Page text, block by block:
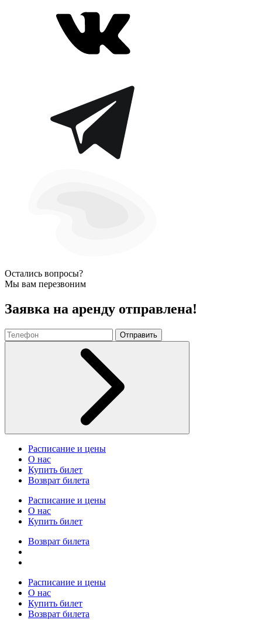
Остались вопросы?
Мы вам перезвоним
Заявка на аренду отправлена!
Отправить
Расписание и цены
О нас
Купить билет
Возврат билета
Расписание и цены
О нас
Купить билет
Возврат билета
Расписание и цены
О нас
Купить билет
Возврат билета